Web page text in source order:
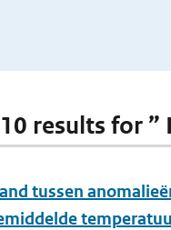
results for ”
tussen